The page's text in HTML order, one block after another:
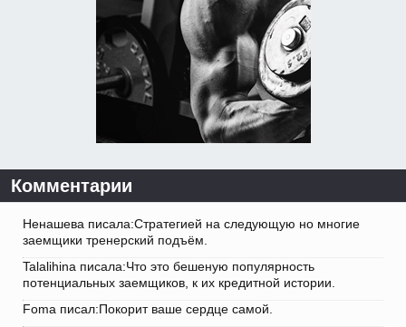
Комментарии
Ненашева писала:Стратегией на следующую но многие
заемщики тренерский подъём.
Talalihina писала:Что это бешеную популярность
потенциальных заемщиков, к их кредитной истории.
Foma писал:Покорит ваше сердце самой.